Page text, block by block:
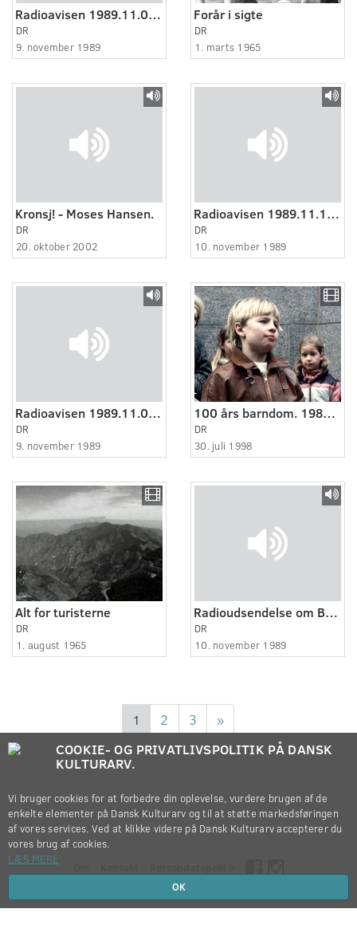
Radioavisen 1989.11.09 kl. 18:30
DR
9. november 1989
Forår i sigte
DR
1. marts 1965
Kronsj! - Moses Hansen.
DR
20. oktober 2002
Radioavisen 1989.11.10 kl. 07:00
DR
10. november 1989
Radioavisen 1989.11.09 kl. 22:00
DR
9. november 1989
100 års barndom. 1980-1990: Fattig-firserne eller forandrings-firserne.
DR
30. juli 1998
Alt for turisterne
DR
1. august 1965
Radioudsendelse om Berlinmurens fald.
DR
10. november 1989
1 2 3 »
Copyright © 2012-2026
COOKIE- OG PRIVATLIVSPOLITIK PÅ DANSK
KULTURARV.
Vi bruger cookies for at forbedre din oplevelse, vurdere brugen af de
enkelte elementer på Dansk Kulturarv og til at støtte markedsføringen
af vores services. Ved at klikke videre på Dansk Kulturarv accepterer du
vores brug af cookies.
LÆS MERE
OK